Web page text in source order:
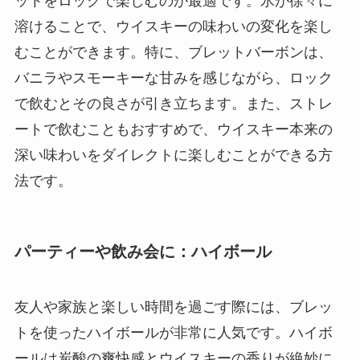
溶けることで、ウイスキーの味わいの変化を楽し
むことができます。特に、ブレットバーボンは、
バニラやスモーキーな甘みを感じながら、ロック
で飲むとその良さが引き立ちます。また、ストレ
ートで飲むこともおすすめで、ウイスキー本来の
深い味わいをダイレクトに楽しむことができる方
法です。
パーティーや飲み会に：ハイボール
友人や家族と楽しい時間を過ごす際には、ブレッ
トを使ったハイボールが非常に人気です。ハイボ